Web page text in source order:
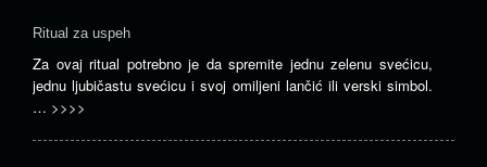
Ritual za uspeh
Za ovaj ritual potrebno je da spremite jednu zelenu svećicu,
jednu ljubičastu svećicu i svoj omiljeni lančić ili verski simbol.
… >>>>